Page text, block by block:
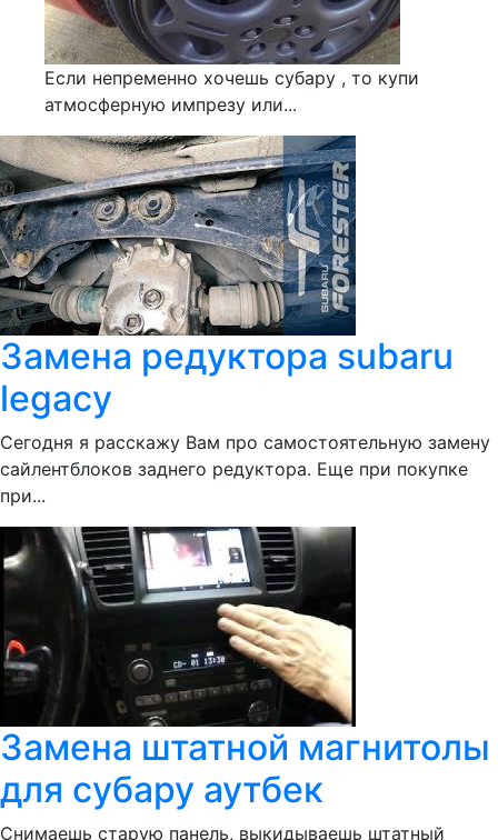
Если непременно хочешь субару , то купи
атмосферную импрезу или...
Замена редуктора subaru
legacy
Сегодня я расскажу Вам про самостоятельную замену
сайлентблоков заднего редуктора. Еще при покупке
при...
Замена штатной магнитолы
для субару аутбек
Снимаешь старую панель, выкидываешь штатный